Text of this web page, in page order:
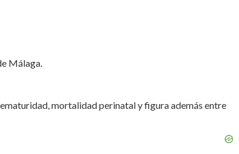
Málaga.
mortalidad perinatal y figura además entre